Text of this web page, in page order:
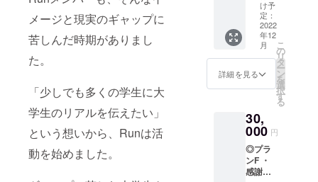
メージと現実のギャップに
苦しんだ時期がありまし
た。
「少しでも多くの学生に大
学生のリアルを伝えたい」
という想いから、Runは活
動を始めました。
メール
アドレ
スのご
記入を
お願い
す。
載を希
望され
るお名
前をご
記入く
ださ
い。 ※
の説明
をご覧
の上、
記入漏
れがあ
りませ
Magazi
ne」へ
のお名
前の掲
載 ※
コース
の際、
備考欄
にご記
入いた
だく内
容が異
定の雑
「Run
Magazi
ne」へ
の広告
（B4の
4分の1
面）の
コース
によっ
てお申
し込み
の際、
備考欄
け予
定：
2022
年12
月
詳細を見る
こ
の
リ
タ
ー
ン
を
選
択
す
る
30,
000 円
◎プラ
ンF ・
感謝の